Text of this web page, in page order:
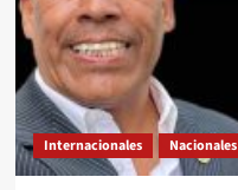
Prado
Angeles///No
jueguen
con
la
soberanía
y
menos
Internacionales Nacionales